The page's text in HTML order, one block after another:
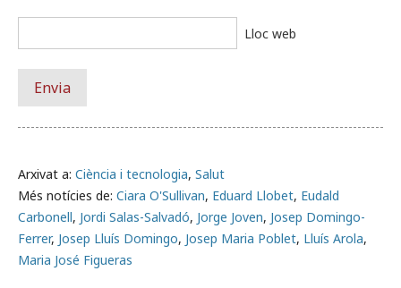
Arxivat a: Ciència i tecnologia, Salut
Més notícies de: Ciara O'Sullivan, Eduard Llobet, Eudald
Carbonell, Jordi Salas-Salvadó, Jorge Joven, Josep Domingo-
Ferrer, Josep Lluís Domingo, Josep Maria Poblet, Lluís Arola,
Maria José Figueras
Lloc web